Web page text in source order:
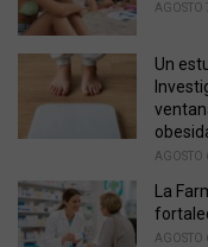
e
AGOSTO
Un
AGOSTO
La
AGOSTO